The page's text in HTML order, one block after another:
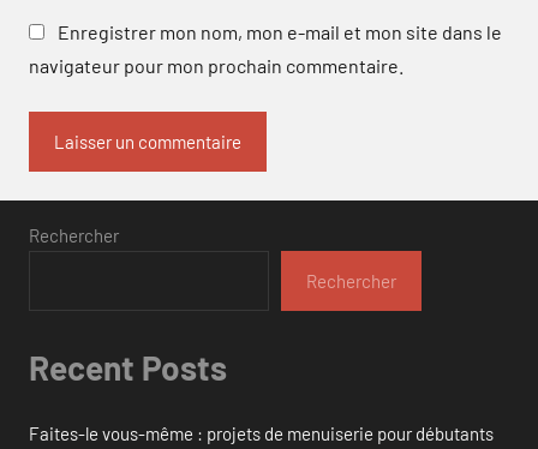
Enregistrer mon nom, mon e-mail et mon site dans le
navigateur pour mon prochain commentaire.
Rechercher
Rechercher
Recent Posts
Faites-le vous-même : projets de menuiserie pour débutants